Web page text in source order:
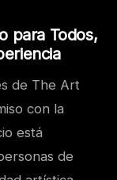
para Todos,
de The Art
con la
está
de